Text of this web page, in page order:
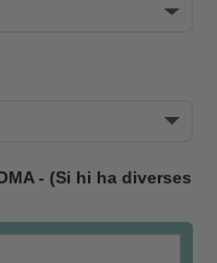
- (Si hi ha diverses